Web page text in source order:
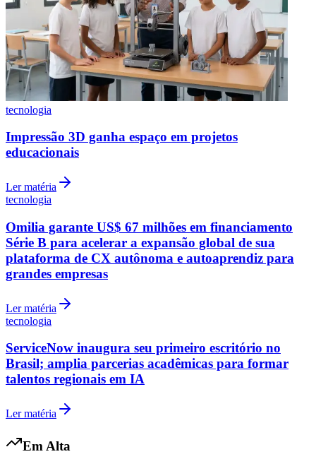
Internacional
tecnologia
Impressão 3D ganha espaço em projetos
educacionais
Ler matéria
tecnologia
Omilia garante US$ 67 milhões em financiamento
Série B para acelerar a expansão global de sua
plataforma de CX autônoma e autoaprendiz para
grandes empresas
Ler matéria
tecnologia
ServiceNow inaugura seu primeiro escritório no
Brasil; amplia parcerias acadêmicas para formar
talentos regionais em IA
Ler matéria
Em Alta